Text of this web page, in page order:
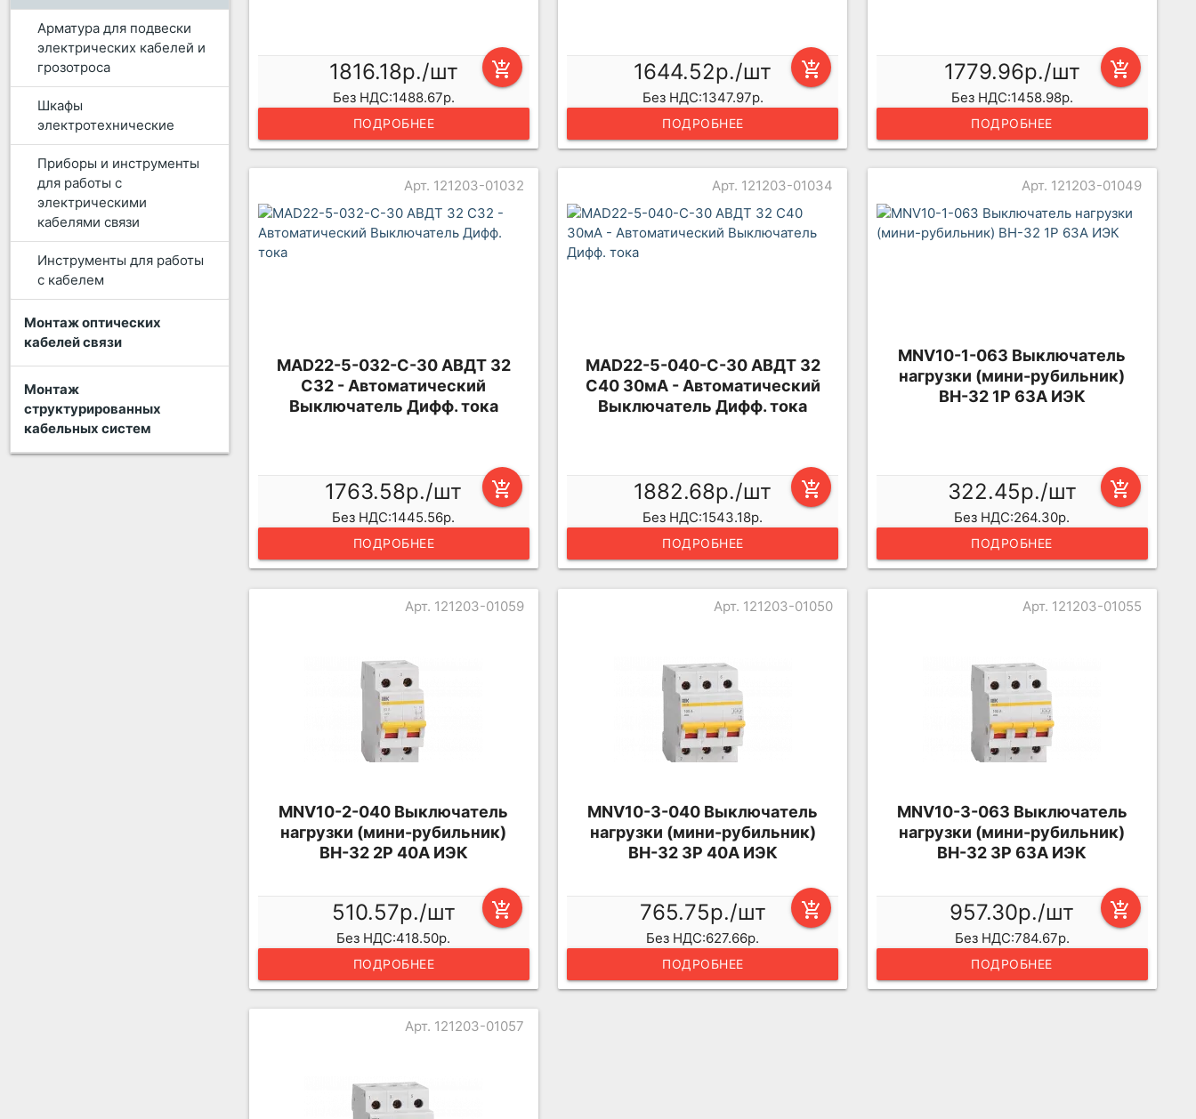
Арматура для подвески
электрических кабелей и
грозотроса
Шкафы
электротехнические
Приборы и инструменты
для работы с
электрическими
кабелями связи
Инструменты для работы
с кабелем
Монтаж оптических
кабелей связи
Монтаж
структурированных
кабельных систем
add_shopping_cart
1816.18р./шт
Без НДС:1488.67р.
ПОДРОБНЕЕ
add_shopping_cart
1644.52р./шт
Без НДС:1347.97р.
ПОДРОБНЕЕ
add_shopping_cart
1779.96р./шт
Без НДС:1458.98р.
ПОДРОБНЕЕ
Арт. 121203-01032
MAD22-5-032-C-30 АВДТ 32
C32 - Автоматический
Выключатель Дифф. тока
add_shopping_cart
1763.58р./шт
Без НДС:1445.56р.
ПОДРОБНЕЕ
Арт. 121203-01034
MAD22-5-040-C-30 АВДТ 32
C40 30мА - Автоматический
Выключатель Дифф. тока
add_shopping_cart
1882.68р./шт
Без НДС:1543.18р.
ПОДРОБНЕЕ
Арт. 121203-01049
MNV10-1-063 Выключатель
нагрузки (мини-рубильник)
ВН-32 1Р 63А ИЭК
add_shopping_cart
322.45р./шт
Без НДС:264.30р.
ПОДРОБНЕЕ
Арт. 121203-01059
MNV10-2-040 Выключатель
нагрузки (мини-рубильник)
ВН-32 2Р 40А ИЭК
add_shopping_cart
510.57р./шт
Без НДС:418.50р.
ПОДРОБНЕЕ
Арт. 121203-01050
MNV10-3-040 Выключатель
нагрузки (мини-рубильник)
ВН-32 3Р 40А ИЭК
add_shopping_cart
765.75р./шт
Без НДС:627.66р.
ПОДРОБНЕЕ
Арт. 121203-01055
MNV10-3-063 Выключатель
нагрузки (мини-рубильник)
ВН-32 3Р 63А ИЭК
add_shopping_cart
957.30р./шт
Без НДС:784.67р.
ПОДРОБНЕЕ
Арт. 121203-01057